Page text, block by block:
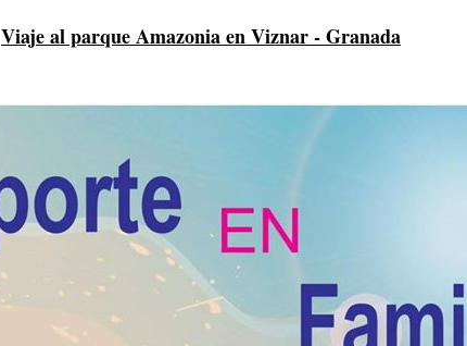
Viaje al parque Amazonia en Viznar - Granada